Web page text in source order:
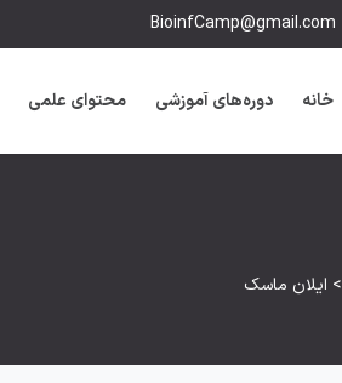
BioinfCamp@gmail.com
خانه دوره‌های آموزشی محتوای علمی
> ایلان ماسک